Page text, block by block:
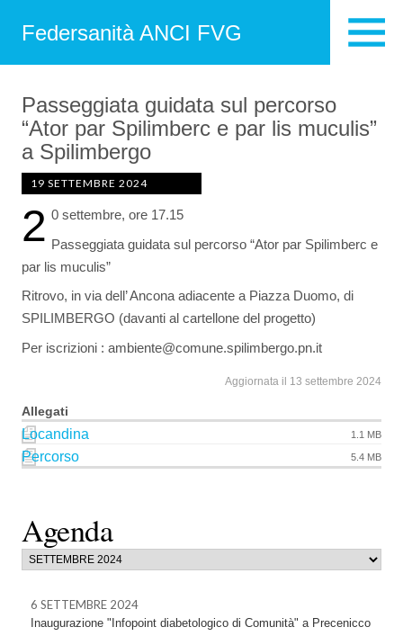
Federsanità ANCI FVG
Agenda
6 SETTEMBRE 2024
Inaugurazione "Infopoint diabetologico di Comunità" a Precenicco
Passeggiata guidata sul percorso
“Ator par Spilimberc e par lis muculis”
a Spilimbergo
19 SETTEMBRE 2024
2 0 settembre, ore 17.15
Passeggiata guidata sul percorso “Ator par Spilimberc e
par lis muculis”
Ritrovo, in via dell’ Ancona adiacente a Piazza Duomo, di
SPILIMBERGO (davanti al cartellone del progetto)
Per iscrizioni : ambiente@comune.spilimbergo.pn.it
Aggiornata il 13 settembre 2024
Allegati
Locandina 1.1 MB
Percorso 5.4 MB